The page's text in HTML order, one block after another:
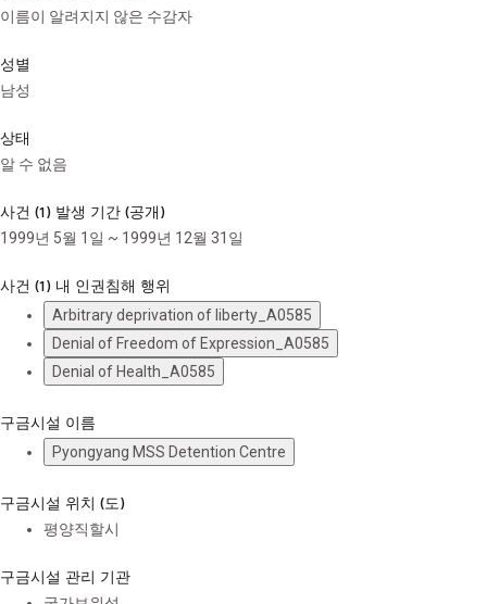
이름이 알려지지 않은 수감자
성별
남성
상태
알 수 없음
사건 (1) 발생 기간 (공개)
1999년 5월 1일 ~ 1999년 12월 31일
사건 (1) 내 인권침해 행위
Arbitrary deprivation of liberty_A0585
Denial of Freedom of Expression_A0585
Denial of Health_A0585
구금시설 이름
Pyongyang MSS Detention Centre
구금시설 위치 (도)
평양직할시
구금시설 관리 기관